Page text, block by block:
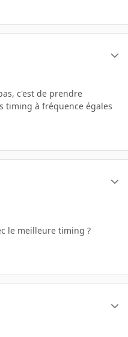
c'est de prendre
timing à fréquence égales
le meilleure timing ?